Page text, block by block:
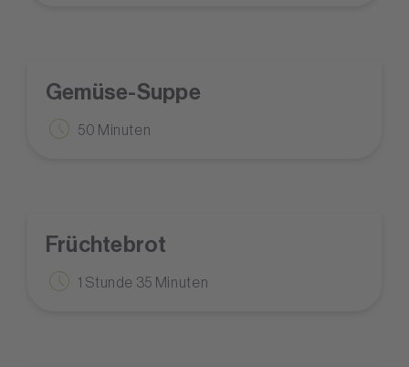
Gemüse-Suppe
50 Minuten
Früchtebrot
1 Stunde 35 Minuten